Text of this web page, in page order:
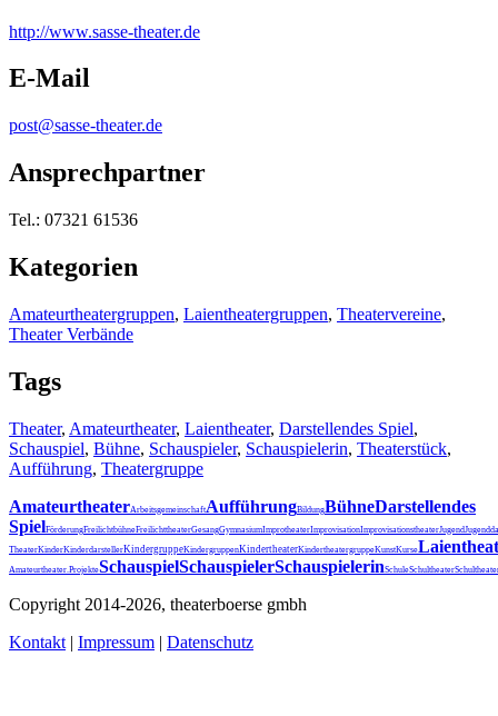
http://www.sasse-theater.de
E-Mail
post@sasse-theater.de
Ansprechpartner
Tel.: 07321 61536
Kategorien
Amateurtheatergruppen, Laientheatergruppen, Theatervereine,
Theater Verbände
Tags
Theater, Amateurtheater, Laientheater, Darstellendes Spiel,
Schauspiel, Bühne, Schauspieler, Schauspielerin, Theaterstück,
Aufführung, Theatergruppe
AmateurtheaterArbeitsgemeinschaftAufführungBildungBühneDarstellendes
SpielFörderungFreilichtbühneFreilichttheaterGesangGymnasiumImprotheaterImprovisationImprovisationstheaterJugend
TheaterKinderKinderdarstellerKindergruppeKindergruppenKindertheaterKindertheatergruppeKunstKurse
Amateurtheater. ProjekteSchauspielSchauspielerSchauspielerinSchuleSchultheater
Copyright 2014-2026, theaterboerse gmbh
Kontakt | Impressum | Datenschutz